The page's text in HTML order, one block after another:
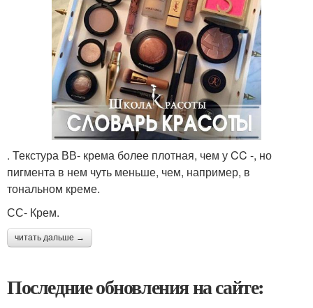
. Текстура ВВ- крема более плотная, чем у CC -, но
пигмента в нем чуть меньше, чем, например, в
тональном креме.
СС- Крем.
читать дальше →
Последние обновления на сайте: